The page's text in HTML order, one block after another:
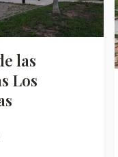
las
Los